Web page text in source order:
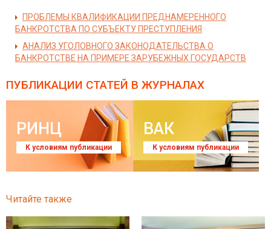
ПРОБЛЕМЫ КВАЛИФИКАЦИИ ПРЕДНАМЕРЕННОГО
БАНКРОТСТВА ПО СУБЪЕКТУ ПРЕСТУПЛЕНИЯ
АНАЛИЗ УГОЛОВНОГО ЗАКОНОДАТЕЛЬСТВА О
БАНКРОТСТВЕ НА ПРИМЕРЕ ЗАРУБЕЖНЫХ ГОСУДАРСТВ
ПУБЛИКАЦИИ СТАТЕЙ В ЖУРНАЛАХ
РИНЦ
К условиям публикации
ВАК
К условиям публикации
Читайте также